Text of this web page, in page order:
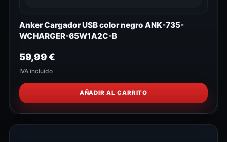
Anker Cargador USB color negro ANK-735-
WCHARGER-65W1A2C-B
59,99€
IVA incluido
AÑADIR AL CARRITO